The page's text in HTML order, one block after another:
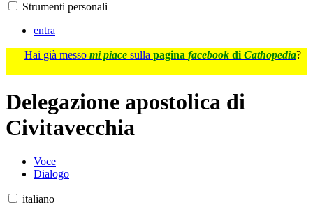
Strumenti personali
entra
Hai già messo mi piace sulla pagina facebook di Cathopedia?
Delegazione apostolica di
Civitavecchia
Voce
Dialogo
italiano